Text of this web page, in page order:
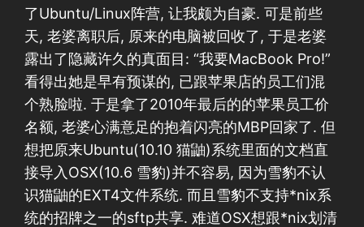
了Ubuntu/Linux阵营, 让我颇为自豪. 可是前些
天, 老婆离职后, 原来的电脑被回收了, 于是老婆
露出了隐藏许久的真面目: “我要MacBook Pro!”
看得出她是早有预谋的, 已跟苹果店的员工们混
个熟脸啦. 于是拿了2010年最后的的苹果员工价
名额, 老婆心满意足的抱着闪亮的MBP回家了. 但
想把原来Ubuntu(10.10 猫鼬)系统里面的文档直
接导入OSX(10.6 雪豹)并不容易, 因为雪豹不认
识猫鼬的EXT4文件系统. 而且雪豹不支持*nix系
统的招牌之一的sftp共享. 难道OSX想跟*nix划清